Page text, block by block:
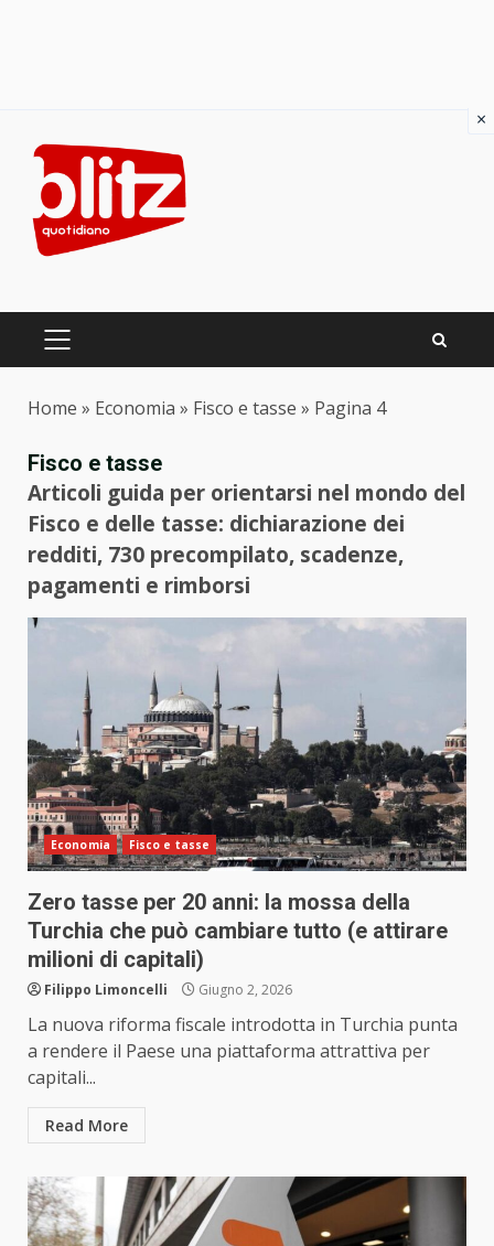
content
PRIMARY
Home » Economia » Fisco e tasse » Pagina 4
Fisco e tasse
Articoli guida per orientarsi nel mondo del
Fisco e delle tasse: dichiarazione dei
redditi, 730 precompilato, scadenze,
pagamenti e rimborsi
Economia Fisco e tasse
Zero tasse per 20 anni: la mossa della
Turchia che può cambiare tutto (e attirare
milioni di capitali)
Filippo Limoncelli Giugno 2, 2026
La nuova riforma fiscale introdotta in Turchia punta
a rendere il Paese una piattaforma attrattiva per
capitali...
Read More
×